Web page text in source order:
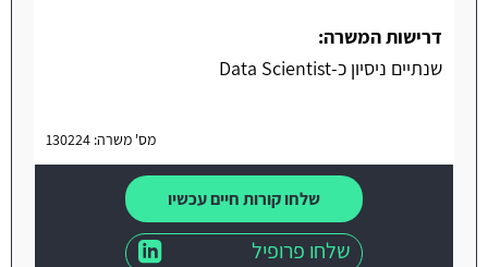
דרישות המשרה:
שנתיים ניסיון כ-Data Scientist
מס' משרה: 130224
שלחו קורות חיים עכשיו
שלחו פרופיל